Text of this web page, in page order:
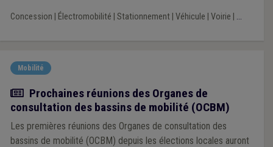
Concession Électromobilité Stationnement| Véhicule Voirie ...
Mobilité
Actualité
Prochaines réunions des Organes de
consultation des bassins de mobilité (OCBM)
Les premières réunions des Organes de consultation des
bassins de mobilité (OCBM) depuis les élections locales auront